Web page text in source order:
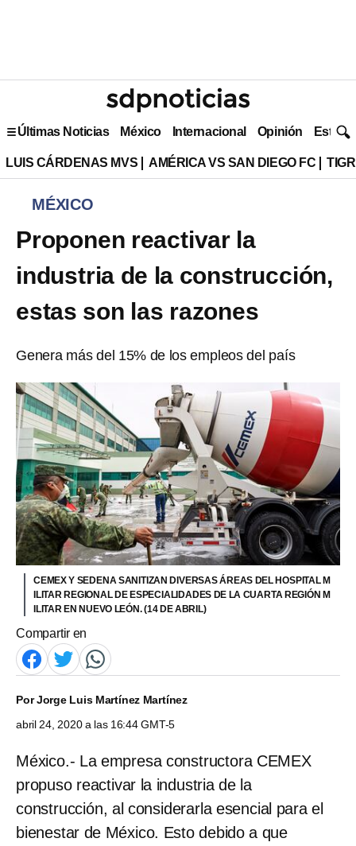
Últimas Noticias México Internacional Opinión Estilo
LUIS CÁRDENAS MVS AMÉRICA VS SAN DIEGO FC
MÉXICO
Proponen reactivar la
industria de la construcción,
estas son las razones
Genera más del 15% de los empleos del país
CEMEX Y SEDENA SANITIZAN DIVERSAS ÁREAS DEL HOSPITAL M
ILITAR REGIONAL DE ESPECIALIDADES DE LA CUARTA REGIÓN M
ILITAR EN NUEVO LEÓN. (14 DE ABRIL)
Compartir en
PorJorge Luis Martínez Martínez
abril 24, 2020 a las 16:44 GMT-5
México.- La empresa constructora CEMEX
propuso reactivar la industria de la
construcción, al considerarla esencial para el
bienestar de México. Esto debido a que